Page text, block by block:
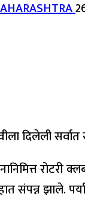
दिलेली
संपन्न झाले.